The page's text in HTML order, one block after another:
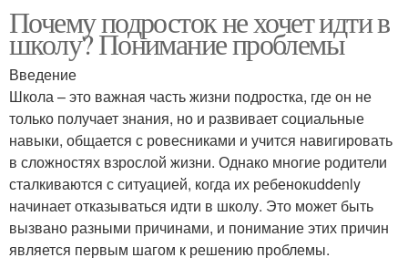
Почему подросток не хочет идти в
школу? Понимание проблемы
Введение
Школа – это важная часть жизни подростка, где он не
только получает знания, но и развивает социальные
навыки, общается с ровесниками и учится навигировать
в сложностях взрослой жизни. Однако многие родители
сталкиваются с ситуацией, когда их ребенокuddenly
начинает отказываться идти в школу. Это может быть
вызвано разными причинами, и понимание этих причин
является первым шагом к решению проблемы.